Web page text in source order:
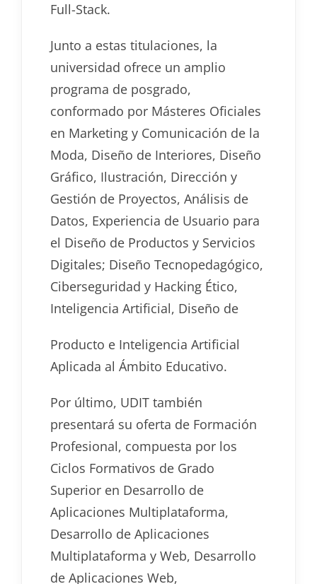
Full-Stack.
Junto a estas titulaciones, la
universidad ofrece un amplio
programa de posgrado,
conformado por Másteres Oficiales
en Marketing y Comunicación de la
Moda, Diseño de Interiores, Diseño
Gráfico, Ilustración, Dirección y
Gestión de Proyectos, Análisis de
Datos, Experiencia de Usuario para
el Diseño de Productos y Servicios
Digitales; Diseño Tecnopedagógico,
Ciberseguridad y Hacking Ético,
Inteligencia Artificial, Diseño de
Producto e Inteligencia Artificial
Aplicada al Ámbito Educativo.
Por último, UDIT también
presentará su oferta de Formación
Profesional, compuesta por los
Ciclos Formativos de Grado
Superior en Desarrollo de
Aplicaciones Multiplataforma,
Desarrollo de Aplicaciones
Multiplataforma y Web, Desarrollo
de Aplicaciones Web,